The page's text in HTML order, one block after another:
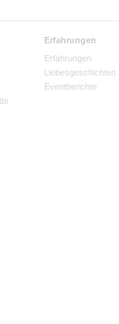
Erfahrungen
Erfahrungen
Liebesgeschichten
Eventberichte